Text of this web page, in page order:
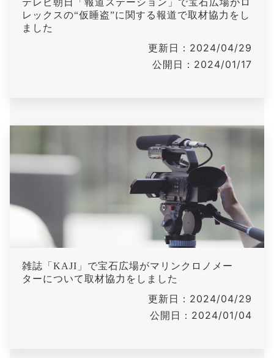
レックスの“仮睡盗”に関する報道で取材協力をし
ました
更新日：2024/04/29
公開日：2024/01/17
雑誌「KAJI」で宝石広場がマリンクロノメー
ターについて取材協力をしました
更新日：2024/04/29
公開日：2024/01/04